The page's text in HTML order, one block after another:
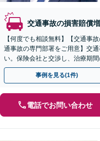
交通事故の損害賠償
【何度でも相談無料】【交通事
通事故の専門部署をご用意】交
い。保険会社と交渉し、治療期
す。後遺障害の等級認定の手続
事例を見る(1件)
電話でお問い合わせ